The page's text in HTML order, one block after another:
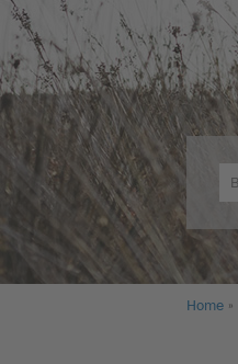
Home